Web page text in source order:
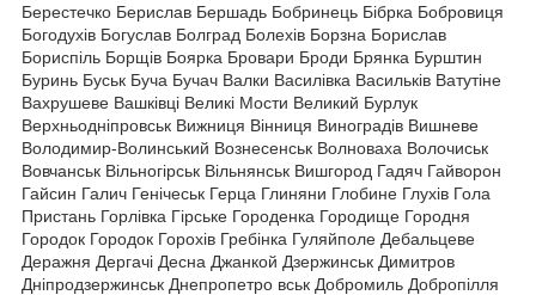
Берестечко Берислав Бершадь Бобринець Бібрка Бобровиця
Богодухів Богуслав Болград Болехів Борзна Борислав
Бориспіль Борщів Боярка Бровари Броди Брянка Бурштин
Буринь Буськ Буча Бучач Валки Василівка Васильків Ватутіне
Вахрушеве Вашківці Великі Мости Великий Бурлук
Верхньодніпровськ Вижниця Вінниця Виноградів Вишневе
Володимир-Волинський Вознесенськ Волноваха Волочиськ
Вовчанськ Вільногірськ Вільнянськ Вишгород Гадяч Гайворон
Гайсин Галич Генічеськ Герца Глиняни Глобине Глухів Гола
Пристань Горлівка Гірське Городенка Городище Городня
Городок Городок Горохів Гребінка Гуляйполе Дебальцеве
Деражня Дергачі Десна Джанкой Дзержинськ Димитров
Дніпродзержинськ Днепропетро вськ Добромиль Добропілля